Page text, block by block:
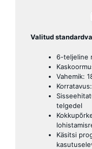
Valitud
6-teljeline
Vahemik:
telgedel
Käsitsi